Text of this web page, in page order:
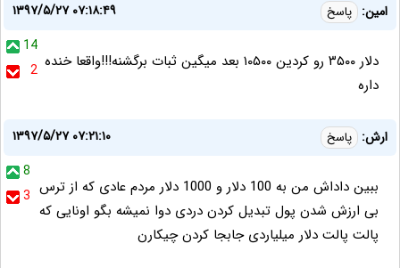
امین: پاسخ
۱۳۹۷/۵/۲۷ ۰۷:۱۸:۴۹
14
2 دلار ۳۵۰۰ رو کردین ۱۰۵۰۰ بعد میگین ثبات برگشنه!!!واقعا خنده
داره
ارش: پاسخ
۱۳۹۷/۵/۲۷ ۰۷:۲۱:۱۰
8
3 ببین داداش من به 100 دلار و 1000 دلار مردم عادی که از ترس
بی ارزش شدن پول تبدیل کردن دردی دوا نمیشه بگو اونایی که
پالت پالت دلار میلیاردی جابجا کردن چیکارن